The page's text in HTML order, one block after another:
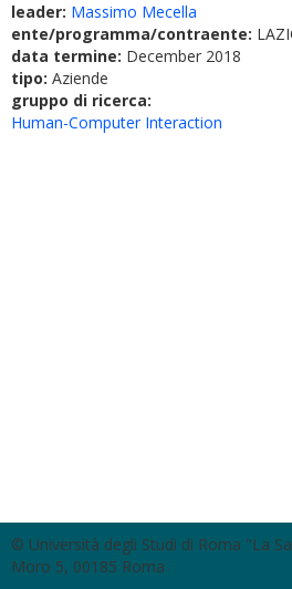
leader: Massimo Mecella
ente/programma/contraente:
data termine: December 2018
tipo: Aziende
gruppo di ricerca:
Human-Computer Interaction
© Università degli Studi di Roma "La
Moro 5, 00185 Roma